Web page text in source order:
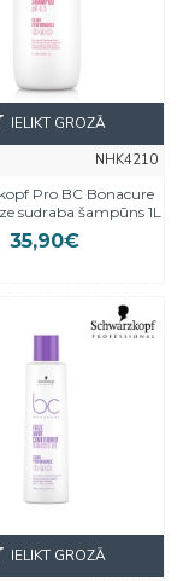
NHK4210
Pro BC Bonacure
sudraba šampūns 1L
35,90€
IELIKT GROZĀ
IELIKT GROZĀ